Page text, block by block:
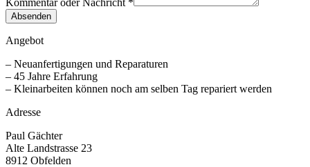
Absenden
Angebot
– Neuanfertigungen und Reparaturen
– 45 Jahre Erfahrung
– Kleinarbeiten können noch am selben Tag repariert werden
Adresse
Paul Gächter
Alte Landstrasse 23
8912 Obfelden